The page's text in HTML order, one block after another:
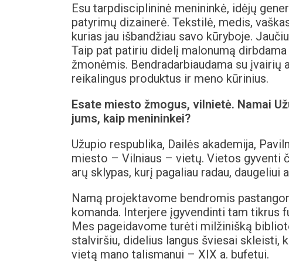
Esu tarpdisciplininė menininkė, idėjų
patyrimų dizainerė. Tekstilė, medis,
kurias jau išbandžiau savo kūryboje.
Taip pat patiriu didelį malonumą
žmonėmis. Bendradarbiaudama su
reikalingus produktus ir meno kūrinius.
Esate miesto žmogus, vilnietė. Namai
jums, kaip menininkei?
Užupio respublika, Dailės akademija,
miesto – Vilniaus – vietų. Vietos gyventi
arų sklypas, kurį pagaliau radau,
Namą projektavome bendromis
komanda. Interjere įgyvendinti tam tikrus
Mes pageidavome turėti milžinišką
stalviršiu, didelius langus šviesai skleisti,
vietą mano talismanui – XIX a. bufetui.